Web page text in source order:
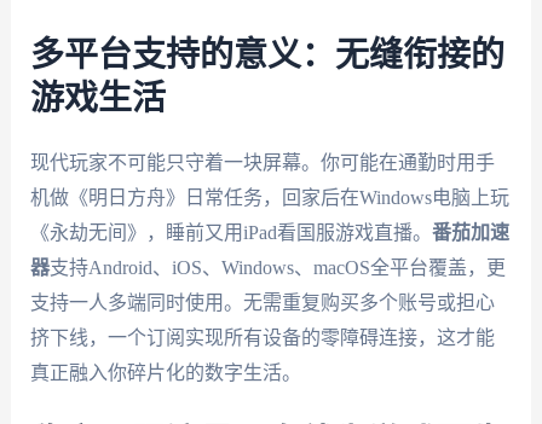
多平台支持的意义：无缝衔接的
游戏生活
现代玩家不可能只守着一块屏幕。你可能在通勤时用手
机做《明日方舟》日常任务，回家后在Windows电脑上玩
《永劫无间》，睡前又用iPad看国服游戏直播。 番茄加速
器支持Android、iOS、Windows、macOS全平台覆盖，更
支持一人多端同时使用。无需重复购买多个账号或担心
挤下线，一个订阅实现所有设备的零障碍连接，这才能
真正融入你碎片化的数字生活。